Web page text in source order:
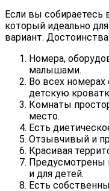
Если вы собираетесь
который идеально
вариант. Достоинства:
Номера,
малышами.
Во всех
детскую
Комнаты
место.
Есть
Отзывчивый и
Красивая
Предусмотрены
и для детей.
Есть